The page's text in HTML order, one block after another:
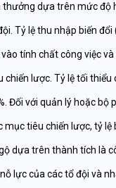
thưởng dựa trên mức độ
Tỷ lệ thu nhập biến
tính chất công việc
chiến lược. Tỷ lệ tối thiểu
Đối với quản lý hoặc bộ
tiêu chiến lược, tỷ lệ
dựa trên thành tích là
lực của các tổ đội và